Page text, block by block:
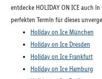
entdecke HOLIDAY ON ICE auch
perfekten Termin für dieses
Holiday on Ice München
Holiday on Ice Dresden
Holiday on Ice Frankfurt
Holiday on Ice Hamburg